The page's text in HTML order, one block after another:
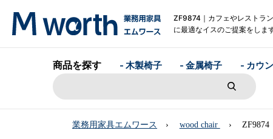
ZF9874｜カフェやレストラン
に最適なイスのご提案をしま
商品を探す - 木製椅子 - 金属椅子 - カウ
業務用家具エムワース wood chair ZF9874